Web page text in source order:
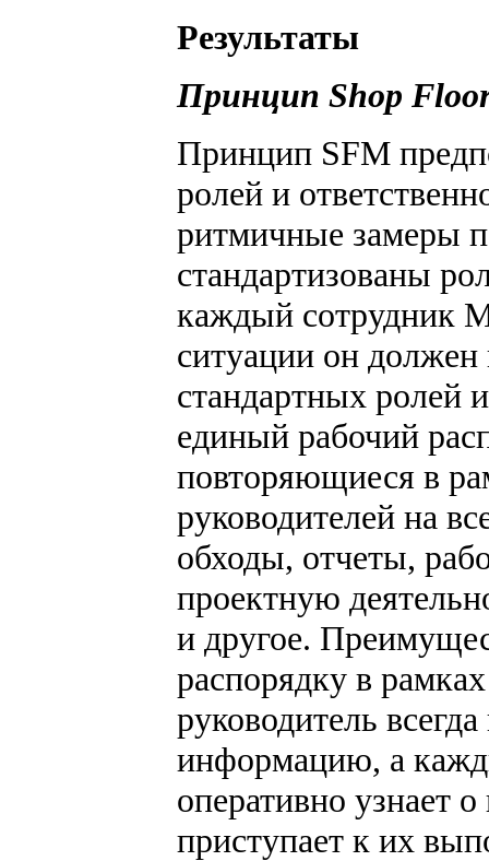
Результаты
Принцип Shop
Принцип SFM
ролей и
ритмичные замеры
стандартизованы
каждый сотрудник
ситуации он
стандартных ролей
единый рабочий
повторяющиеся в
руководителей на
обходы, отчеты,
проектную
и другое.
распорядку в
руководитель
информацию, а
оперативно узнает
приступает к их